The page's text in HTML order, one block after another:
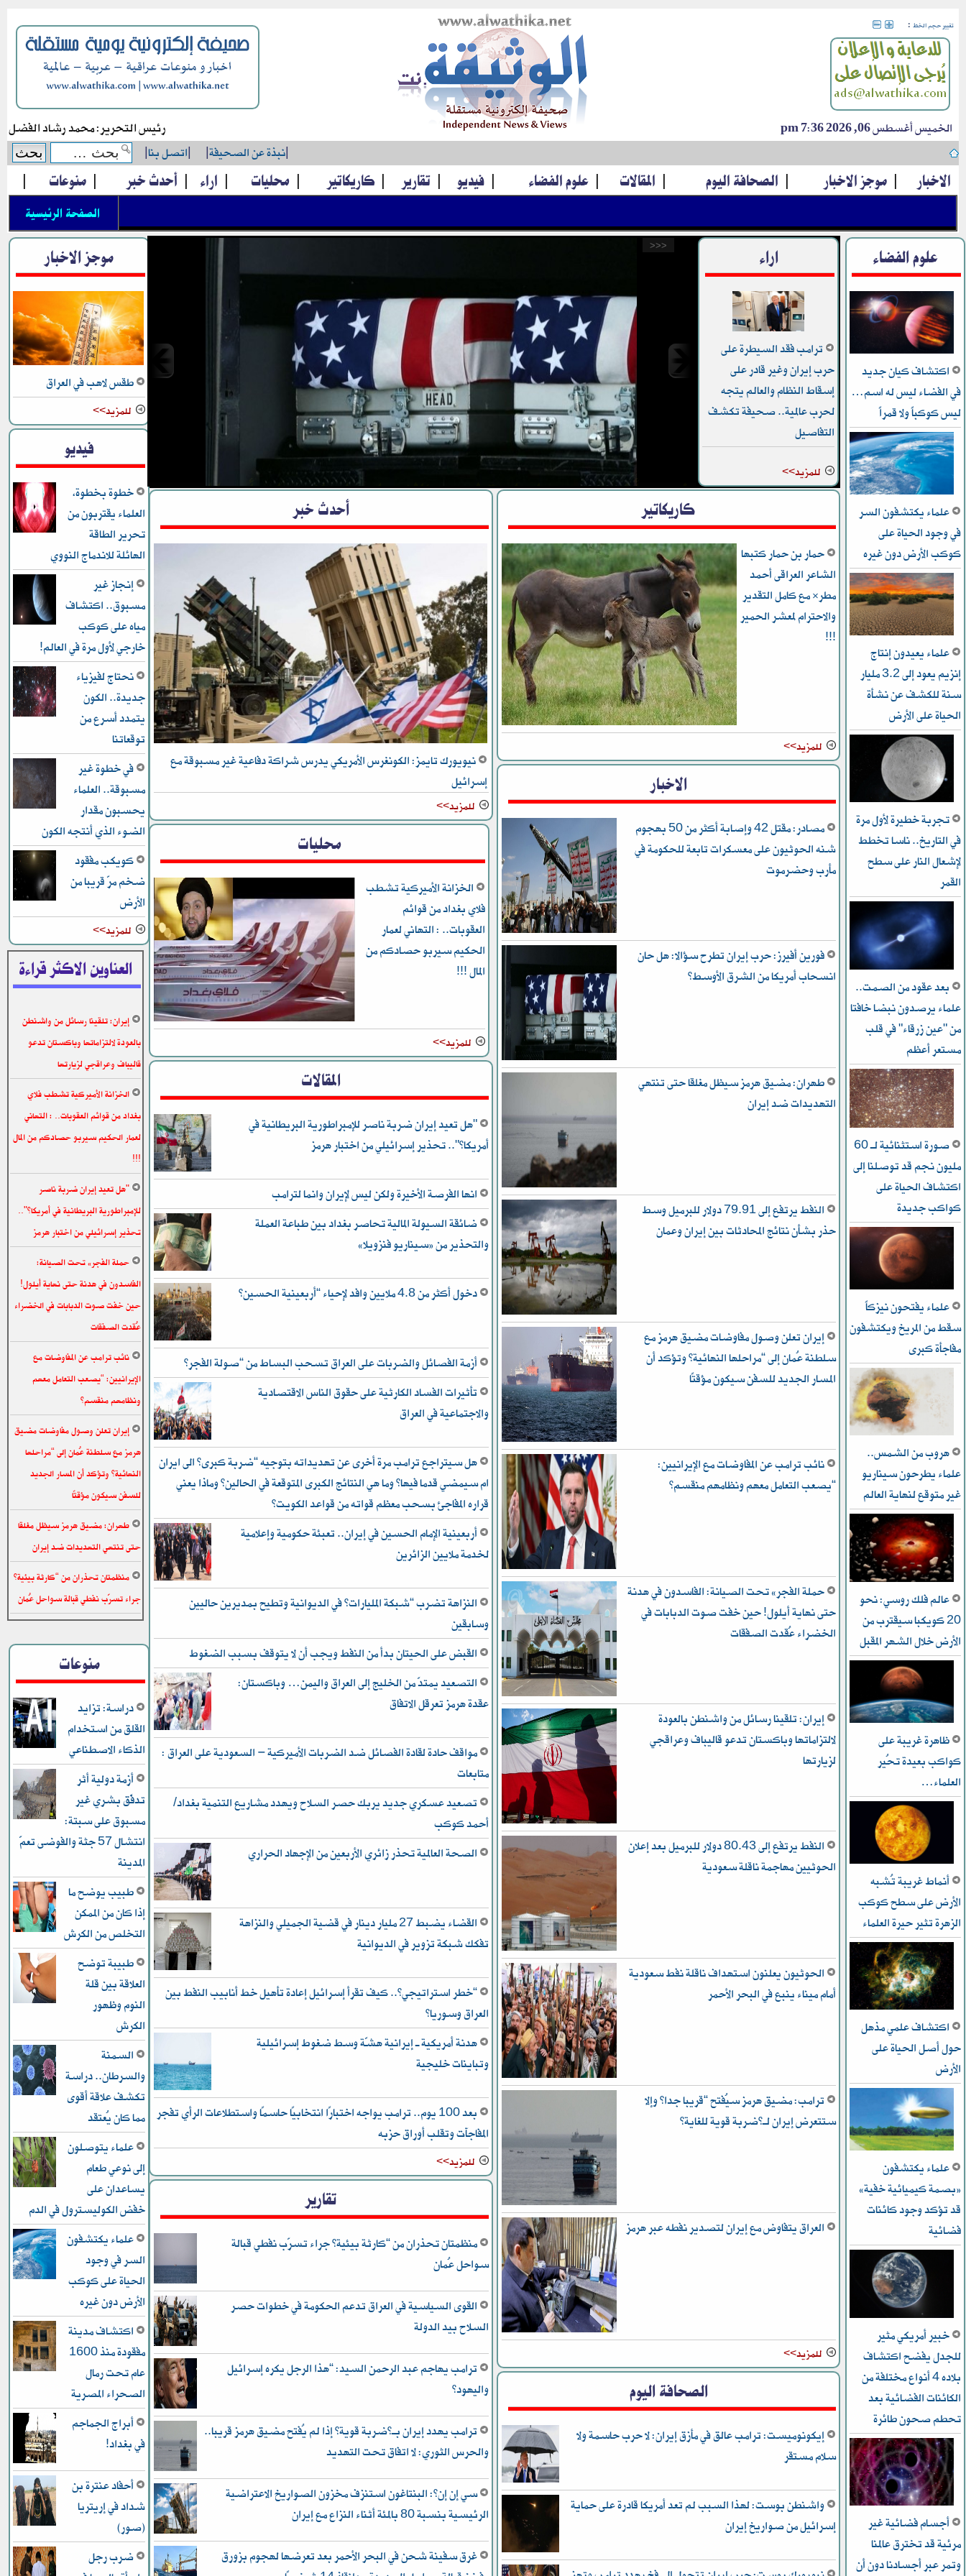
تغيير حجم الخط :
الخميس أغسطس 06, 2026 7:36 pm رئيس التحرير: محمد رشاد الفضل
|نبذة عن الصحيفة|
|اتصل بنا|
الاخبار | موجز الاخبار | الصحافة اليوم | المقالات | علوم الفضاء | فيديو | تقارير | كاريكاتير | محليات | اراء | أحدث خبر | منوعات |
الصفحة الرئيسية
علوم الفضاء
اكتشاف كيان جديد
في الفضاء ليس له اسم…
ليس كوكباً ولا قمراً
علماء يكتشفون السر
في وجود الحياة على
كوكب الأرض دون غيره
علماء يعيدون إنتاج
إنزيم يعود إلى 3.2 مليار
سنة للكشف عن نشأة
الحياة على الأرض
تجربة خطيرة لأول مرة
في التاريخ.. ناسا تخطط
ﻹشعال النار على سطح
القمر
بعد عقود من الصمت..
علماء يرصدون نبضا خافتا
من "عين زرقاء" في قلب
مستعر أعظم
صورة استثنائية لـ 60
مليون نجم قد توصلنا إلى
اكتشاف الحياة على
كواكب جديدة
علماء يفتحون نيزكاً
سقط من المريخ ويكتشفون
مفاجأة كبرى
هروب من الشمس..
علماء يطرحون سيناريو
غير متوقع لنهاية العالم
عالم فلك روسي: نحو
20 كويكبا سيقترب من
الأرض خلال الشهر المقبل
ظاهرة غريبة على
كواكب بعيدة تُحير
العلماء…
أنماط غريبة تُشبه
الأرض على سطح كوكب
الزهرة تثير حيرة العلماء
اكتشاف علمي مذهل
حول أصل الحياة على
الأرض
علماء يكتشفون
«بصمة كيميائية خفية»
قد تؤكد وجود كائنات
فضائية
خبير أمريكي مثير
للجدل يفضح اكتشاف
بلاده 4 أنواع مختلفة من
الكائنات الفضائية بعد
تحطم صحون طائرة
أجسام فضائية غير
مرئية قد تخترق عالمنا
وتمر عبر أجسادنا دون أن
اراء
ترامب فقد السيطرة على
حرب إيران وغير قادر على
إسقاط النظام والعالم يتجه
لحرب عالمية.. صحيفة تكشف
التفاصيل
للمزيد>>
فورين أفيرز: حرب إيران تطرح سؤالا: هل حان انسحاب أمريكا من
الشرق الأوسط؟
<<<
كاريكاتير
حمار بن حمار كتبها
الشاعر العراقى أحمد
مطر* مع كامل التقدير
والاحترام لمعشر الحمير
!!!
للمزيد>>
الاخبار
مصادر: مقتل 42 وإصابة أكثر من 50 بهجوم
شنه الحوثيون على معسكرات تابعة للحكومة في
مأرب وحضرموت
فورين أفيرز: حرب إيران تطرح سؤالا: هل حان
انسحاب أمريكا من الشرق الأوسط؟
طهران: مضيق هرمز سيظل مغلقا حتى تنتهي
التهديدات ضد إيران
النفط يرتفع إلى 79.91 دولار للبرميل وسط
حذر بشأن نتائج المحادثات بين إيران وعمان
إيران تعلن وصول مفاوضات مضيق هرمز مع
سلطنة عُمان إلى “مراحلها النهائية” وتؤكد أن
المسار الجديد للسفن سيكون مؤقتًا
نائب ترامب عن المفاوضات مع الإيرانيين:
“يصعب التعامل معهم ونظامهم منقسم”
حملة الفجر» تحت الصيانة: الفاسدون في هدنة
حتى نهاية أيلول! حين خفت صوت الدبابات في
الخضراء عُقدت الصفقات
إيران: تلقينا رسائل من واشنطن بالعودة
لالتزاماتها وباكستان تدعو قاليباف وعراقجي
لزيارتها
النفط يرتفع إلى 80.43 دولار للبرميل بعد إعلان
الحوثيين مهاجمة ناقلة سعودية
الحوثيون يعلنون استهداف ناقلة نفط سعودية
أمام ميناء ينبع في البحر الأحمر
ترامب: مضيق هرمز سيُفتح “قريبا جدا” وإلا
ستتعرض إيران لـ”ضربة قوية للغاية”
العراق يتفاوض مع إيران لتصدير نفطه عبر هرمز
للمزيد>>
الصحافة اليوم
إيكونوميست: ترامب عالق في مأزق إيران: لا حرب حاسمة ولا
سلام مستقر
واشنطن بوست: لهذا السبب لم تعد أمريكا قادرة على حماية
إسرائيل من صواريخ إيران
أحدث خبر
نيويورك تايمز: الكونغرس الأمريكي يدرس شراكة دفاعية غير مسبوقة مع
إسرائيل
للمزيد>>
محليات
الخزانة الأميركية تشطب
فلاي بغداد من قوائم
العقوبات.. : التهاني لعمار
الحكيم سيربو حصادكم من
المال !!!
للمزيد>>
المقالات
"هل تعيد إيران ضربة ناصر للإمبراطورية البريطانية في
أمريكا؟".. تحذير إسرائيلي من اختبار هرمز
انها الفرصة الأخيرة ولكن ليس لإيران وانما لترامب
ضائقة السيولة المالية تحاصر بغداد بين طباعة العملة
والتحذير من «سيناريو فنزويلا»
دخول أكثر من 4.8 ملايين وافد لإحياء “أربعينية الحسين”
أزمة الفصائل والضربات على العراق تسحب البساط من “صولة الفجر”
تأثيرات الفساد الكارثية على حقوق الناس الاقتصادية
والاجتماعية في العراق
هل سيتراجع ترامب مرة أخرى عن تهديداته بتوجيه “ضربة كبرى” الى ايران
ام سيمضي قدما فيها؟ وما هي النتائج الكبرى المتوقعة في الحالين؟ وماذا يعني
قراره المفاجئ بسحب معظم قواته من قواعد الكويت؟
أربعينية الإمام الحسين في إيران.. تعبئة حكومية وإعلامية
لخدمة ملايين الزائرين
النزاهة تضرب “شبكة المليارات” في الديوانية وتطيح بمديرين حاليين
وسابقين
القبض على الحيتان بدأ من النفط ويجب أن لا يتوقف بسبب الضغوط
التصعيد يمتدّ من الخليج إلى العراق واليمن… وباكستان:
عقدة هرمز تعرقل الاتفاق
مواقف حادة لقادة الفصائل ضد الضربات الأميركية – السعودية على العراق :
متابعات
تصعيد عسكري جديد يربك حصر السلاح ويهدد مشاريع التنمية بغداد/
أحمد كوكب
الصحة العالمية تحذر زائري الأربعين من الإجهاد الحراري
القضاء يضبط 27 مليار دينار في قضية الجميلي والنزاهة
تفكك شبكة تزوير في الديوانية
“خطر استراتيجي”.. كيف تقرأ إسرائيل إعادة تأهيل خط أنابيب النفط بين
العراق وسوريا؟
هدنة أمريكية ـ إيرانية هشّة وسط ضغوط إسرائيلية
وتباينات خليجية
بعد 100 يوم.. ترامب يواجه اختبارًا انتخابيًا حاسمًا واستطلاعات الرأي تفجر
المفاجآت وتقلب أوراق حزبه
للمزيد>>
تقارير
منظمتان تحذران من “كارثة بيئية” جراء تسرّب نفطي قبالة
سواحل عُمان
القوى السياسية في العراق تدعم الحكومة في خطوات حصر
السلاح بيد الدولة
ترامب يهاجم عبد الرحمن السيد: “هذا الرجل يكره إسرائيل
واليهود”
ترامب يهدد إيران بـ”ضربة قوية” إذا لم يُفتح مضيق هرمز قريبا..
والحرس الثوري: لا اتفاق تحت التهديد
سي إن إن”: البنتاغون استنزف مخزون الصواريخ الاعتراضية
الرئيسية بنسبة 80 بالمئة أثناء النزاع مع إيران
غرق سفينة شحن في البحر الأحمر بعد تعرضها لهجوم بزورق
موجز الاخبار
طقس لاهب في العراق
للمزيد>>
فيديو
خطوة بخطوة،
العلماء يقتربون من
تحرير الطاقة
الهائلة للاندماج النووي
إنجاز غير
مسبوق.. اكتشاف
مياه على كوكب
خارجي لأول مرة في العالم!
نحتاج لفيزياء
جديدة.. الكون
يتمدد أسرع من
توقعاتنا
في خطوة غير
مسبوقة.. العلماء
يحسبون مقدار
الضوء الذي أنتجه الكون
كويكب مفقود
ضخم مرّ قريبا من
الأرض
للمزيد>>
العناوين الاكثر قراءة
إيران: تلقينا رسائل من واشنطن
بالعودة لالتزاماتها وباكستان تدعو
قاليباف وعراقجي لزيارتها
الخزانة الأميركية تشطب فلاي
بغداد من قوائم العقوبات.. : التهاني
لعمار الحكيم سيربو حصادكم من المال
!!!
"هل تعيد إيران ضربة ناصر
للإمبراطورية البريطانية في أمريكا؟"..
تحذير إسرائيلي من اختبار هرمز
حملة الفجر» تحت الصيانة:
الفاسدون في هدنة حتى نهاية أيلول!
حين خفت صوت الدبابات في الخضراء
عُقدت الصفقات
نائب ترامب عن المفاوضات مع
الإيرانيين: “يصعب التعامل معهم
ونظامهم منقسم”
إيران تعلن وصول مفاوضات مضيق
هرمز مع سلطنة عُمان إلى “مراحلها
النهائية” وتؤكد أن المسار الجديد
للسفن سيكون مؤقتًا
طهران: مضيق هرمز سيظل مغلقا
حتى تنتهي التهديدات ضد إيران
منظمتان تحذران من “كارثة بيئية”
جراء تسرّب نفطي قبالة سواحل عُمان
منوعات
دراسة: تزايد
القلق من استخدام
الذكاء الاصطناعي
أزمة دولية أثر
تدفّق بشري غير
مسبوق على سبتة:
انتشال 57 جثة والفوضى تعمّ
المدينة
طبيب يوضح ما
إذا كان من الممكن
التخلص من الكرش
طبيبة توضح
العلاقة بين قلة
النوم وظهور
الكرش
السمنة
والسرطان.. دراسة
تكشف علاقة أقوى
مما كان يُعتقد
علماء يتوصلون
إلى نوعي طعام
يساعدان على
خفض الكوليسترول في الدم
علماء يكتشفون
السر في وجود
الحياة على كوكب
الأرض دون غيره
اكتشاف مدينة
مفقودة منذ 1600
عام تحت رمال
الصحراء المصرية
أبراج الجماجم
في بغداد!
أحفاد عنترة بن
شداد في إريتريا
(صور)
ضرب رجل